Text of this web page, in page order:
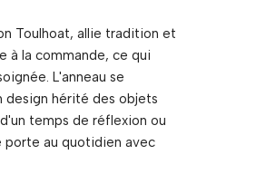
Toulhoat, allie tradition et
à la commande, ce qui
L'anneau se
design hérité des objets
temps de réflexion ou
porte au quotidien avec